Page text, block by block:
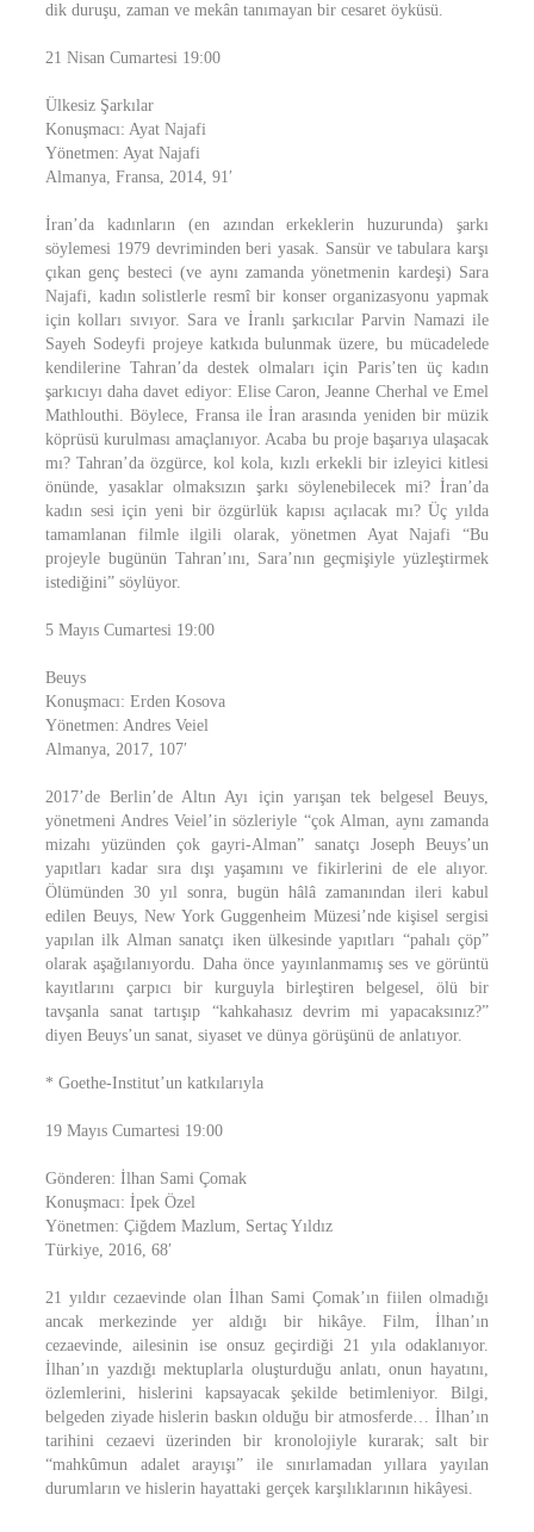
dik duruşu, zaman ve mekân tanımayan bir cesaret öyküsü.
21 Nisan Cumartesi 19:00
Ülkesiz Şarkılar
Konuşmacı: Ayat Najafi
Yönetmen: Ayat Najafi
Almanya, Fransa, 2014, 91′
İran’da kadınların (en azından erkeklerin huzurunda) şarkı
söylemesi 1979 devriminden beri yasak. Sansür ve tabulara karşı
çıkan genç besteci (ve aynı zamanda yönetmenin kardeşi) Sara
Najafi, kadın solistlerle resmî bir konser organizasyonu yapmak
için kolları sıvıyor. Sara ve İranlı şarkıcılar Parvin Namazi ile
Sayeh Sodeyfi projeye katkıda bulunmak üzere, bu mücadelede
kendilerine Tahran’da destek olmaları için Paris’ten üç kadın
şarkıcıyı daha davet ediyor: Elise Caron, Jeanne Cherhal ve Emel
Mathlouthi. Böylece, Fransa ile İran arasında yeniden bir müzik
köprüsü kurulması amaçlanıyor. Acaba bu proje başarıya ulaşacak
mı? Tahran’da özgürce, kol kola, kızlı erkekli bir izleyici kitlesi
önünde, yasaklar olmaksızın şarkı söylenebilecek mi? İran’da
kadın sesi için yeni bir özgürlük kapısı açılacak mı? Üç yılda
tamamlanan filmle ilgili olarak, yönetmen Ayat Najafi “Bu
projeyle bugünün Tahran’ını, Sara’nın geçmişiyle yüzleştirmek
istediğini” söylüyor.
5 Mayıs Cumartesi 19:00
Beuys
Konuşmacı: Erden Kosova
Yönetmen: Andres Veiel
Almanya, 2017, 107′
2017’de Berlin’de Altın Ayı için yarışan tek belgesel Beuys,
yönetmeni Andres Veiel’in sözleriyle “çok Alman, aynı zamanda
mizahı yüzünden çok gayri-Alman” sanatçı Joseph Beuys’un
yapıtları kadar sıra dışı yaşamını ve fikirlerini de ele alıyor.
Ölümünden 30 yıl sonra, bugün hâlâ zamanından ileri kabul
edilen Beuys, New York Guggenheim Müzesi’nde kişisel sergisi
yapılan ilk Alman sanatçı iken ülkesinde yapıtları “pahalı çöp”
olarak aşağılanıyordu. Daha önce yayınlanmamış ses ve görüntü
kayıtlarını çarpıcı bir kurguyla birleştiren belgesel, ölü bir
tavşanla sanat tartışıp “kahkahasız devrim mi yapacaksınız?”
diyen Beuys’un sanat, siyaset ve dünya görüşünü de anlatıyor.
* Goethe-Institut’un katkılarıyla
19 Mayıs Cumartesi 19:00
Gönderen: İlhan Sami Çomak
Konuşmacı: İpek Özel
Yönetmen: Çiğdem Mazlum, Sertaç Yıldız
Türkiye, 2016, 68′
21 yıldır cezaevinde olan İlhan Sami Çomak’ın fiilen olmadığı
ancak merkezinde yer aldığı bir hikâye. Film, İlhan’ın
cezaevinde, ailesinin ise onsuz geçirdiği 21 yıla odaklanıyor.
İlhan’ın yazdığı mektuplarla oluşturduğu anlatı, onun hayatını,
özlemlerini, hislerini kapsayacak şekilde betimleniyor. Bilgi,
belgeden ziyade hislerin baskın olduğu bir atmosferde… İlhan’ın
tarihini cezaevi üzerinden bir kronolojiyle kurarak; salt bir
“mahkûmun adalet arayışı” ile sınırlamadan yıllara yayılan
durumların ve hislerin hayattaki gerçek karşılıklarının hikâyesi.